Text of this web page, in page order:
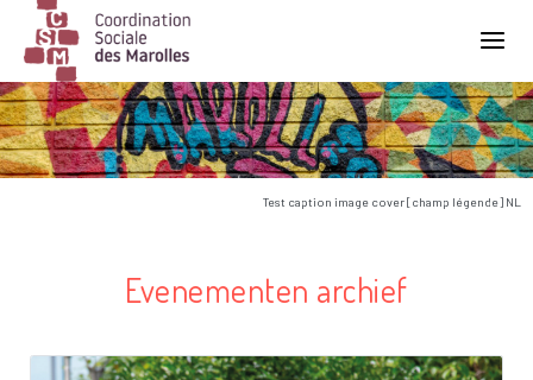
Main Navigation
Test caption image cover [champ légende] NL
Evenementen archief